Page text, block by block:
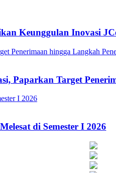
Keunggulan Inovasi
Paparkan Target
di Semester I 2026